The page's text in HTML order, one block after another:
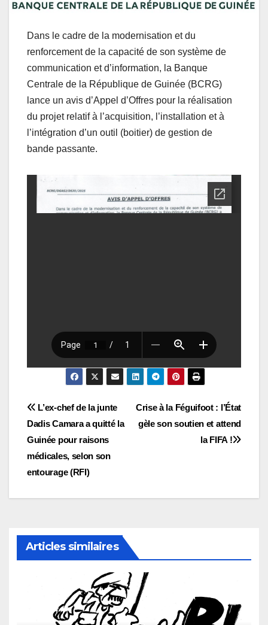
Dans le cadre de la modernisation et du
renforcement de la capacité de son système de
communication et d’information, la Banque
Centrale de la République de Guinée (BCRG)
lance un avis d’Appel d’Offres pour la réalisation
du projet relatif à l’acquisition, l’installation et à
l’intégration d’un outil (boitier) de gestion de
bande passante.
Navigation
de
l’article
Crise à la Féguifoot : l’État
gèle son soutien et attend
la FIFA !
L’ex-chef de la junte
Dadis Camara a quitté la
Guinée pour raisons
médicales, selon son
entourage (RFI)
Articles similaires